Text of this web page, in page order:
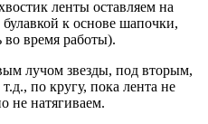
ленты оставляем на
к основе шапочки,
время работы).
лучом звезды, под вторым,
по кругу, пока лента не
не натягиваем.